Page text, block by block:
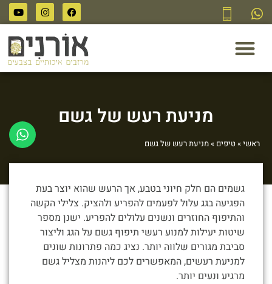
לתוכן
מניעת רעש של גשם
ראשי»טיפים »מניעת רעש של גשם
גשמים הם חלק חיוני בטבע, אך הרעש שהוא יוצר בעת
הפגיעה בגג עלול לפעמים להפריע ולהציק. צלילי הקשה
והתיפוף החוזרים ונשנים עלולים להפריע. ישנן מספר
שיטות יעילות למנוע רעשי תיפוף גשם על הגג וליצור
סביבת מגורים שלווה יותר. נציג כמה פתרונות שונים
למניעת רעשים, המאפשרים לכם ליהנות מצליל גשם
מרגיע ונעים יותר.